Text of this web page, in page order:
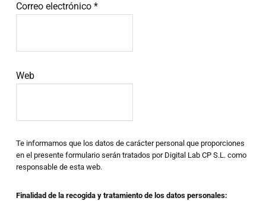
Correo electrónico*
Web
Te informamos que los datos de carácter personal que proporciones
en el presente formulario serán tratados por Digital Lab CP S.L. como
responsable de esta web.
Finalidad de la recogida y tratamiento de los datos personales: